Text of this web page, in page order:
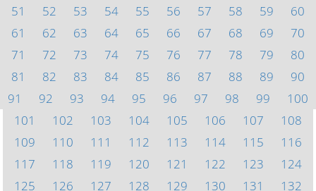
51
52 53 54 55 56 57 58 59
60
61
62 63 64 65 66 67 68 69
70
71
72 73 74 75 76 77 78 79
80
81
82 83 84 85 86 87 88 89
90
91
92 93 94 95 96 97 98 99
100
101
102 103 104 105 106 107
108
109
110 111 112 113 114 115
116
117
118 119 120 121 122 123
124
125
126 127 128 129 130 131
132